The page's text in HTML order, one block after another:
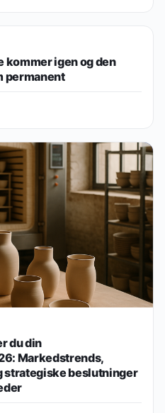
kommer igen og den
permanent
du din
Markedstrends,
beslutninger